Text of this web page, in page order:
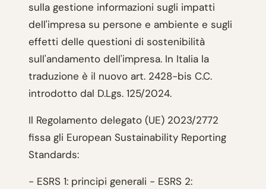
sulla gestione informazioni sugli impatti
dell'impresa su persone e ambiente e sugli
effetti delle questioni di sostenibilità
sull'andamento dell'impresa. In Italia la
traduzione è il nuovo art. 2428-bis C.C.
introdotto dal D.Lgs. 125/2024.
Il Regolamento delegato (UE) 2023/2772
fissa gli European Sustainability Reporting
Standards:
- ESRS 1: principi generali - ESRS 2: